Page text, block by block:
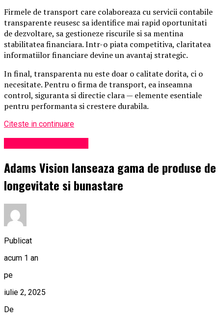
Firmele de transport care colaboreaza cu servicii contabile
transparente reusesc sa identifice mai rapid oportunitati
de dezvoltare, sa gestioneze riscurile si sa mentina
stabilitatea financiara. Intr-o piata competitiva, claritatea
informatiilor financiare devine un avantaj strategic.
In final, transparenta nu este doar o calitate dorita, ci o
necesitate. Pentru o firma de transport, ea inseamna
control, siguranta si directie clara — elemente esentiale
pentru performanta si crestere durabila.
Citeste in continuare
Adams Vision lanseaza gama de produse de
longevitate si bunastare
Publicat
acum 1 an
pe
iulie 2, 2025
De